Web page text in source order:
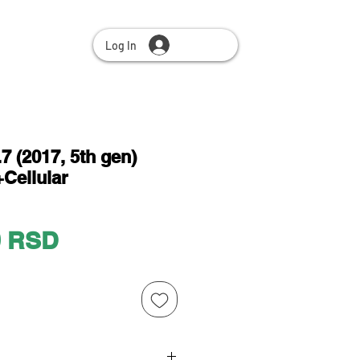
Log In
(2017, 5th gen)
RSDPrice